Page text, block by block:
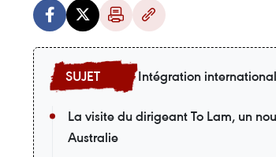
Intégration
La visite du dirigeant To Lam, un
Australie